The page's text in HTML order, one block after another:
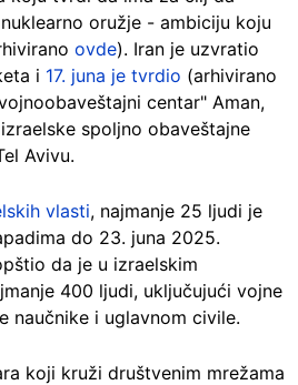
oružje - ambiciju koju
ovde). Iran je uzvratio
i 17. juna je tvrdio (arhivirano
centar" Aman,
spoljno obaveštajne
Avivu.
vlasti, najmanje 25 ljudi je
do 23. juna 2025.
da je u izraelskim
400 ljudi, uključujući vojne
naučnike i uglavnom civile.
koji kruži društvenim mrežama